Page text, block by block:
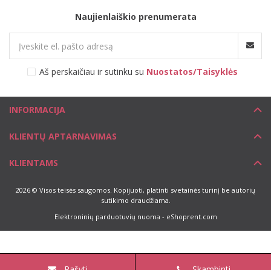
Naujienlaiškio prenumerata
Aš perskaičiau ir sutinku su Nuostatos/Taisyklės
INFORMACIJA
KLIENTŲ APTARNAVIMAS
KLIENTAMS
2026 © Visos teisės saugomos. Kopijuoti, platinti svetainės turinį be autorių
sutikimo draudžiama.
Elektroninių parduotuvių nuoma - eShoprent.com